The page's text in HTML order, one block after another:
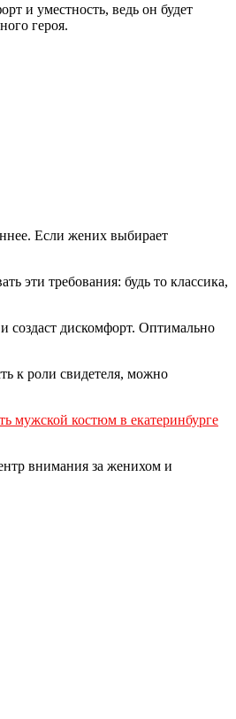
и уместность, ведь он будет
героя.
Если жених выбирает
эти требования: будь то классика,
создаст дискомфорт. Оптимально
к роли свидетеля, можно
мужской костюм в екатеринбурге
внимания за женихом и